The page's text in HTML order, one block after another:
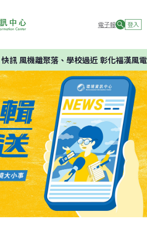
電子報 登入
快訊風機離聚落、學校過近 彰化福漢風電